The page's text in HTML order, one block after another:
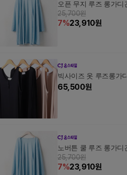
오픈 무지 루즈 롱가디
25,700원
7%23,910원
빅사이즈 옷 루즈롱가
65,500원
노버튼 쿨 루즈 롱가디
25,700원
7%23,910원